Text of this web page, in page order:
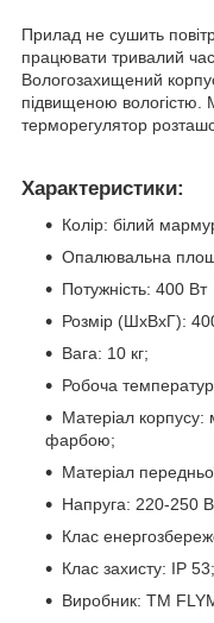
Прилад не сушить
працювати тривалий
Вологозахищений
підвищеною вологістю.
терморегулятор
Характеристики:
Колір: білий
Опалювальна
Потужність: 400 Вт
Розмір (ШхВхГ):
Вага: 10 кг;
Робоча
Матеріал
фарбою;
Матеріал
Напруга: 220-250
Клас
Клас захисту: IP 53;
Виробник: TM